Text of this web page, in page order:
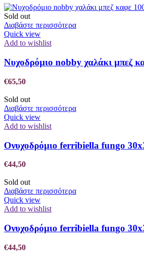
Sold out
Διαβάστε περισσότερα
Quick view
Add to wishlist
Νυχοδρόμιο nobby χαλάκι μπεζ
€65,50
Sold out
Διαβάστε περισσότερα
Quick view
Add to wishlist
Ονυχοδρόμιο ferribiella fungo
€44,50
Sold out
Διαβάστε περισσότερα
Quick view
Add to wishlist
Ονυχοδρόμιο ferribiella fungo
€44,50